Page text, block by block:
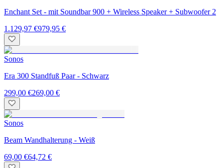
Enchant Set - mit Soundbar 900 + Wireless Speaker + Subwoofer 2
1.129,97 €979,95 €
Sonos
Era 300 Standfuß Paar - Schwarz
299,00 €269,00 €
Sonos
Beam Wandhalterung - Weiß
69,00 €64,72 €